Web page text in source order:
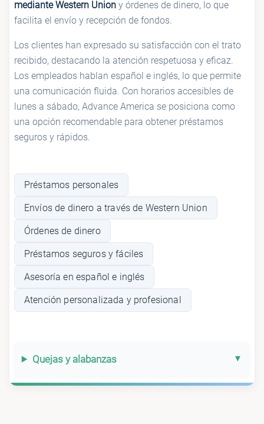
mediante Western Union y órdenes de dinero, lo que
facilita el envío y recepción de fondos.
Los clientes han expresado su satisfacción con el trato
recibido, destacando la atención respetuosa y eficaz.
Los empleados hablan español e inglés, lo que permite
una comunicación fluida. Con horarios accesibles de
lunes a sábado, Advance America se posiciona como
una opción recomendable para obtener préstamos
seguros y rápidos.
Préstamos personales
Envíos de dinero a través de Western Union
Órdenes de dinero
Préstamos seguros y fáciles
Asesoría en español e inglés
Atención personalizada y profesional
Quejas y alabanzas